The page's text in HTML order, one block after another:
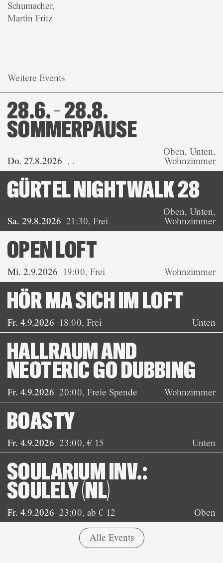
Schumacher,
Martin Fritz
Weitere Events
Do. 27.8.2026 , .
28.6. – 28.8.
SOMMERPAUSE
Oben, Unten,
Wohnzimmer
Sa. 29.8.2026 21:30,Frei
GÜRTEL NIGHTWALK 28
Oben, Unten,
Wohnzimmer
Mi. 2.9.2026 19:00,Frei
OPEN LOFT
Wohnzimmer
Fr. 4.9.2026 18:00,Frei
HÖR MA SICH IM LOFT
Unten
Fr. 4.9.2026 20:00,Freie Spende
HALLRAUM AND
NEOTERIC GO DUBBING
Wohnzimmer
Fr. 4.9.2026 23:00,€ 15
BOASTY
Unten
Fr. 4.9.2026 23:00, ab € 12
SOULARIUM INV.:
SOULELY (NL)
Oben
Alle Events